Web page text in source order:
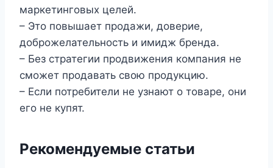
маркетинговых целей.
– Это повышает продажи, доверие,
доброжелательность и имидж бренда.
– Без стратегии продвижения компания не
сможет продавать свою продукцию.
– Если потребители не узнают о товаре, они
его не купят.
Рекомендуемые статьи